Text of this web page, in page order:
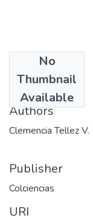
No
Thumbnail
Available
1980
Authors
Clemencia Tellez V.
Publisher
Colciencias
URI